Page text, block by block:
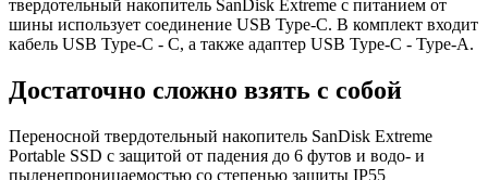
твердотельный накопитель SanDisk Extreme с питанием от
шины использует соединение USB Type-C. В комплект входит
кабель USB Type-C - C, а также адаптер USB Type-C - Type-A.
Достаточно сложно взять с собой
Переносной твердотельный накопитель SanDisk Extreme
Portable SSD с защитой от падения до 6 футов и водо- и
пыленепроницаемостью со степенью защиты IP55